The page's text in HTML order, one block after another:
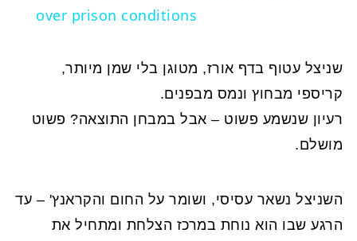
over prison conditions
שניצל עטוף בדף אורז, מטוגן בלי שמן מיותר,
קריספי מבחוץ ונמס מבפנים.
רעיון שנשמע פשוט – אבל במבחן התוצאה? פשוט
מושלם.
השניצל נשאר עסיסי, ושומר על החום והקראנץ' – עד
הרגע שבו הוא נוחת במרכז הצלחת ומתחיל את